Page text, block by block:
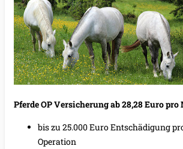
Pferde OP Versicherung ab 28,28 Euro pro
bis zu 25.000 Euro Entschädigung
Operation